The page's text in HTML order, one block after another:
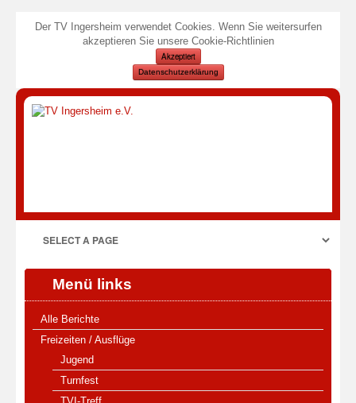
Der TV Ingersheim verwendet Cookies. Wenn Sie weitersurfen
akzeptieren Sie unsere Cookie-Richtlinien
Akzeptiert
Datenschutzerklärung
Menü links
Alle Berichte
Freizeiten / Ausflüge
Jugend
Turnfest